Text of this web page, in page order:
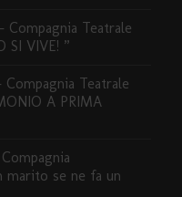
Compagnia Teatrale
SI VIVE! ”
Compagnia Teatrale
A PRIMA
marito se ne fa un